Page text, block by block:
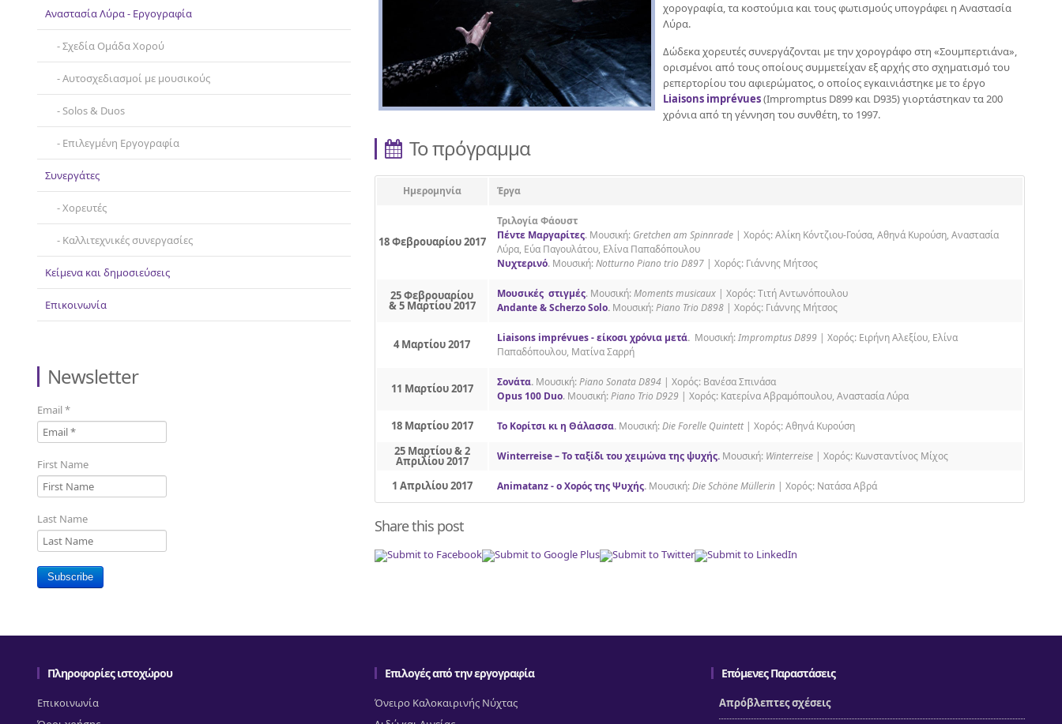
Αναστασία Λύρα - Εργογραφία
Σχεδία Ομάδα Χορού
Αυτοσχεδιασμοί με μουσικούς
Solos & Duos
Επιλεγμένη Εργογραφία
Συνεργάτες
Χορευτές
Καλλιτεχνικές συνεργασίες
Κείμενα και δημοσιεύσεις
Επικοινωνία
Newsletter
Email*
First Name
Last Name
Subscribe
χορογραφία, τα κοστούμια και τους φωτισμούς υπογράφει η Αναστασία
Λύρα.
Δώδεκα χορευτές συνεργάζονται με την χορογράφο στη «Σουμπερτιάνα»,
ορισμένοι από τους οποίους συμμετείχαν εξ αρχής στο σχηματισμό του
ρεπερτορίου του αφιερώματος, o οποίος εγκαινιάστηκε με το έργο
Liaisons imprévues(Impromptus D899 και D935) γιορτάστηκαν τα 200
χρόνια από τη γέννηση του συνθέτη, το 1997.
Το πρόγραμμα
Ημερομηνία Έργα
18 Φεβρουαρίου 2017
Τριλογία Φάουστ
Πέντε Μαργαρίτες. Μουσική: Gretchen am Spinnrade| Χορός: Αλίκη Κόντζιου-Γούσα, Αθηνά Κυρούση, Αναστασία
Λύρα, Εύα Παγουλάτου, Ελίνα Παπαδόπουλου
Νυχτερινό. Μουσική:Νοtturno Piano trio D897| Χορός: Γιάννης Μήτσος
25 Φεβρουαρίου
& 5 Mαρτίου 2017
Μουσικές στιγμές. Μουσική:Moments musicaux| Χορός: Τιτή Αντωνόπουλου
Αndante & Scherzo Solo.Μουσική:Piano Trio D898| Χορός: Γιάννης Μήτσος
4 Mαρτίου 2017 Liaisons imprévues - είκοσι χρόνια μετά. Μουσική:Impromptus D899| Χορός: Ειρήνη Αλεξίου, Ελίνα
Παπαδόπουλου, Ματίνα Σαρρή
11 Mαρτίου 2017 Σονάτα. Μουσική:Piano Sonata D894| Χορός: Βανέσα Σπινάσα
Οpus 100 Duo. Μουσική:Piano Trio D929| Χορός: Κατερίνα Αβραμόπουλου, Αναστασία Λύρα
18 Mαρτίου 2017 Το Κορίτσι κι η Θάλασσα. Μουσική:Die Forelle Quintett| Χορός: Αθηνά Κυρούση
25 Mαρτίου & 2
Απριλίου 2017 Winterreise – Το ταξίδι του χειμώνα της ψυχής. Μουσική: Winterreise| Χορός: Κωνσταντίνος Μίχος
1 Απριλίου 2017 Animatanz - ο Χορός της Ψυχής. Μουσική:Die Schöne Müllerin| Χορός: Νατάσα Αβρά
Share this post
Πληροφορίες ιστοχώρου
Επικοινωνία
Επιλογές από την εργογραφία
Όνειρο Καλοκαιρινής Νύχτας
Επόμενες Παραστάσεις
Απρόβλεπτες σχέσεις